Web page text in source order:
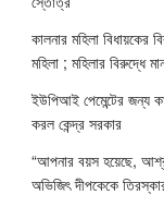
কালনার মহিলা
মহিলা ; মহিলার বিরুদ্ধে
ইউপিআই পেমেন্টের জন্য
করল কেন্দ্র সরকার
“আপনার বয়স হয়েছে,
অভিজিৎ দীপকেকে